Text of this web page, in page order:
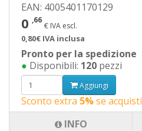
EAN: 4005401170129
0 ,66
€ IVA escl.
0,80€ IVA inclusa
Pronto per la spedizione
● Disponibili: 120 pezzi
Aggiungi
Sconto extra 5%se acquisti
INFO